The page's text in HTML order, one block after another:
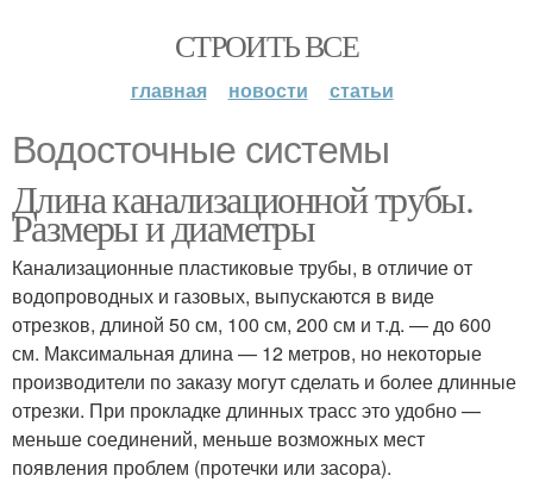
СТРОИТЬ ВСЕ
главная новости статьи
Водосточные системы
Длина канализационной трубы.
Размеры и диаметры
Канализационные пластиковые трубы, в отличие от
водопроводных и газовых, выпускаются в виде
отрезков, длиной 50 см, 100 см, 200 см и т.д. — до 600
см. Максимальная длина — 12 метров, но некоторые
производители по заказу могут сделать и более длинные
отрезки. При прокладке длинных трасс это удобно —
меньше соединений, меньше возможных мест
появления проблем (протечки или засора).